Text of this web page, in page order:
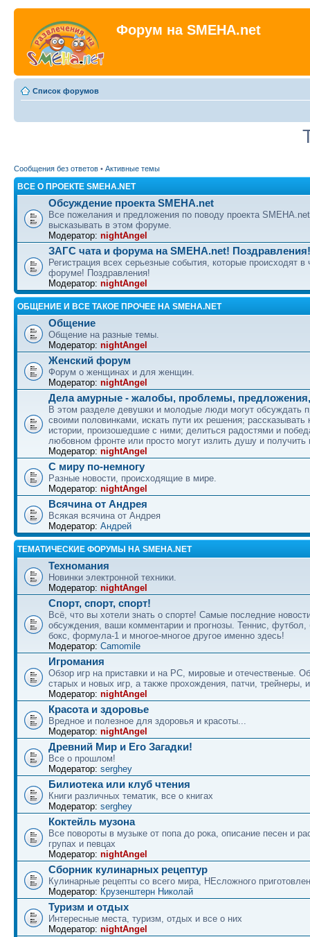
Форум на SMEHA.net
Список форумов
Сообщения без ответов • Активные темы
ВСЕ О ПРОЕКТЕ SMEHA.NET
Обсуждение проекта SMEHA.net
Все пожелания и предложения по поводу проекта
высказывать в этом форуме.
Модератор: nightAngel
ЗАГС чата и форума на SMEHA.net! Поздравления!
Регистрация всех серьезные события, которые происходят в
форуме! Поздравления!
Модератор: nightAngel
ОБЩЕНИЕ И ВСЕ ТАКОЕ ПРОЧЕЕ НА SMEHA.NET
Общение
Общение на разные темы.
Модератор: nightAngel
Женский форум
Форум о женщинах и для женщин.
Модератор: nightAngel
Дела амурные - жалобы, проблемы,
В этом разделе девушки и молодые люди могут обсуждать
своими половинками, искать пути их решения; рассказывать
истории, произошедшие с ними; делиться радостями и
любовном фронте или просто могут излить душу и получить
Модератор: nightAngel
С миру по-немногу
Разные новости, происходящие в мире.
Модератор: nightAngel
Всячина от Андрея
Всякая всячина от Андрея
Модератор: Андрей
ТЕМАТИЧЕСКИЕ ФОРУМЫ НА SMEHA.NET
Техномания
Новинки электронной техники.
Модератор: nightAngel
Спорт, спорт, спорт!
Всё, что вы хотели знать о спорте! Самые последние
обсуждения, ваши комментарии и прогнозы. Теннис, футбол,
бокс, формула-1 и многое-многое другое именно здесь!
Модератор: Camomile
Игромания
Обзор игр на приставки и на PC, мировые и отечественые.
старых и новых игр, а также прохождения, патчи, трейнеры,
Модератор: nightAngel
Красота и здоровье
Вредное и полезное для здоровья и красоты...
Модератор: nightAngel
Древний Мир и Его Загадки!
Все о прошлом!
Модератор: serghey
Билиотека или клуб чтения
Книги различных тематик, все о книгах
Модератор: serghey
Коктейль музона
Все повороты в музыке от попа до рока, описание песен и
групах и певцах
Модератор: nightAngel
Сборник кулинарных рецептур
Кулинарные рецепты со всего мира, НЕсложного
Модератор: Крузенштерн Николай
Туризм и отдых
Интересные места, туризм, отдых и все о них
Модератор: nightAngel